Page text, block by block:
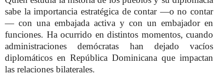
sabe la importancia estratégica de contar —o no contar
— con una embajada activa y con un embajador en
funciones. Ha ocurrido en distintos momentos, cuando
administraciones demócratas han dejado vacíos
diplomáticos en República Dominicana que impactan
las relaciones bilaterales.